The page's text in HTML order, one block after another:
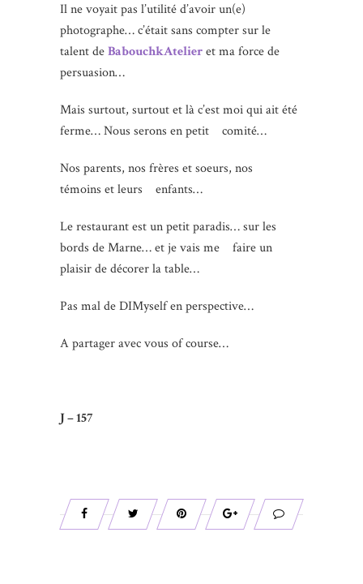
Il ne voyait pas l’utilité d’avoir un(e)
photographe… c’était sans compter sur le
talent deBabouchkAtelieret ma force de
persuasion…
Mais surtout, surtout et là c’est moi qui ait été
ferme… Nous serons en petit comité…
Nos parents, nos frères et soeurs, nos
témoins et leurs enfants…
Le restaurant est un petit paradis… sur les
bords de Marne… et je vais me faire un
plaisir de décorer la table…
Pas mal de DIMyself en perspective…
A partager avec vous of course…
J – 157